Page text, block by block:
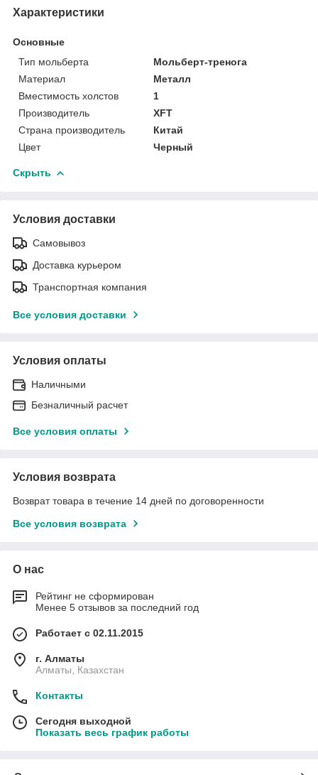
Характеристики
Основные
Тип мольберта
Мольберт-тренога
Материал
Металл
Вместимость холстов
1
Производитель
XFT
Страна производитель
Китай
Цвет
Черный
Скрыть
Условия доставки
Самовывоз
Доставка курьером
Транспортная компания
Все условия доставки
Условия оплаты
Наличными
Безналичный расчет
Все условия оплаты
Условия возврата
Возврат товара в течение 14 дней по договоренности
Все условия возврата
О нас
Рейтинг не сформирован
Менее 5 отзывов за последний год
Работает с 02.11.2015
г. Алматы
Алматы, Казахстан
Контакты
Сегодня выходной
Показать весь график работы